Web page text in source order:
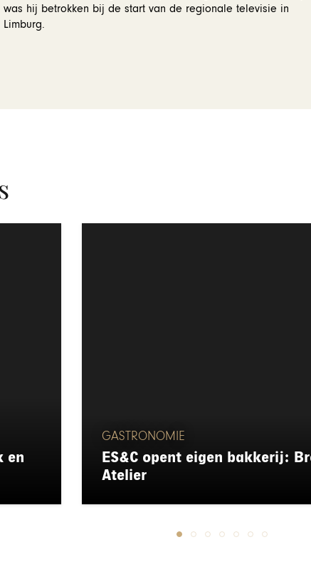
was hij betrokken bij de start van de regionale televisie in
Limburg.
en
GASTRONOMIE
ES&C opent eigen bakkerij:
Atelier